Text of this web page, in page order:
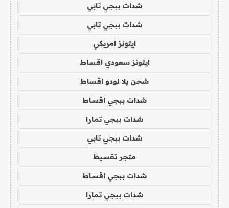
شدات ببجي تابي
شدات ببجي تابي
ايتونز امريكي
ايتونز سعودي اقساط
شحن يلا لودو اقساط
شدات ببجي اقساط
شدات ببجي تمارا
شدات ببجي تابي
متجر تقسيط
شدات ببجي اقساط
شدات ببجي تمارا